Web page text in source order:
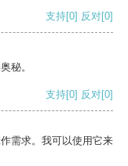
支持[0] 反对[0]
秘。
支持[0] 反对[0]
需求。我可以使用它来